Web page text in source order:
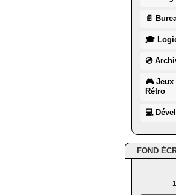
📄
🎓
💿
🎮 Jeux
Rétro
💻
FOND